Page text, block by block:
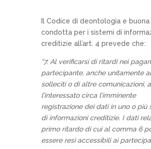
Il Codice di deontologia e buona
condotta per i sistemi di
creditizie all’art. 4 prevede che:
“7. Al verificarsi di ritardi nei
partecipante, anche unitamente
solleciti o di altre comunicazioni,
l’interessato circa l’imminente
registrazione dei dati in uno o più
di informazioni creditizie. I dati
primo ritardo di cui al comma 6
essere resi accessibili ai